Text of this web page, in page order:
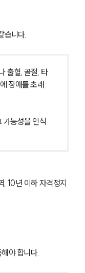
습니다.
출혈, 골절, 타
장애를 초래
능성을 인식
10년 이하 자격정지
야 합니다.